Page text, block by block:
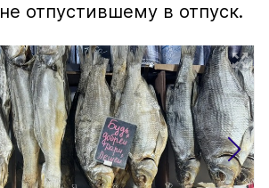
отпустившему в отпуск.